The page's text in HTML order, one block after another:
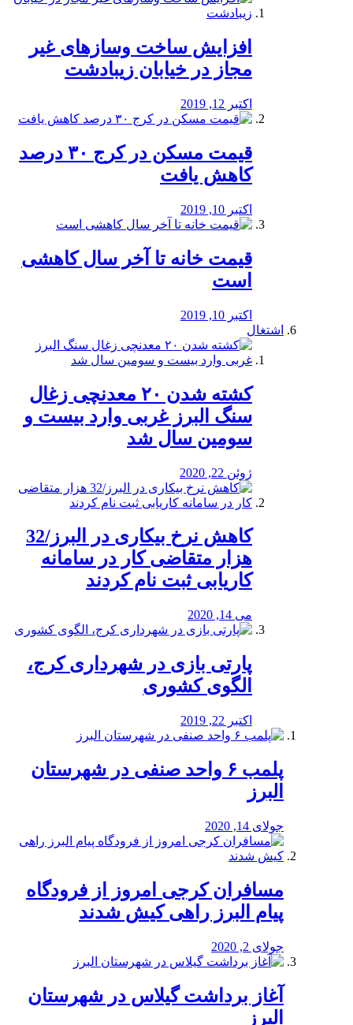
افزایش ساخت وسازهای غیر
مجاز در خیابان زیبادشت
اکتبر 12, 2019
️قیمت مسکن در کرج ۳۰ درصد
کاهش یافت
اکتبر 10, 2019
قیمت خانه تا آخر سال کاهشی
است
اکتبر 10, 2019
اشتغال
کشته شدن ۲۰ معدنچی زغال
سنگ البرز غربی وارد بیست و
سومین سال شد
ژوئن 22, 2020
کاهش نرخ بیکاری در البرز/32
هزار متقاضی کار در سامانه
کاریابی ثبت نام کردند
می 14, 2020
پارتی بازی در شهرداری کرج،
الگوی کشوری
اکتبر 22, 2019
پلمب ۶ واحد صنفی در شهرستان
البرز
جولای 14, 2020
مسافران کرجی امروز از فرودگاه
پیام البرز راهی کیش شدند
جولای 2, 2020
آغاز برداشت گیلاس در شهرستان
البرز